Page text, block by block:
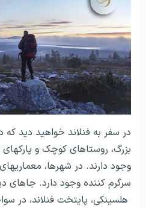
در سفر به فنلاند خواهید دید
بزرگ، روستاهای کوچک و
وجود دارند. در شهرها،
سرگرم کننده وجود دارد. جاهای
هلسینکی، پایتخت فنلاند، در